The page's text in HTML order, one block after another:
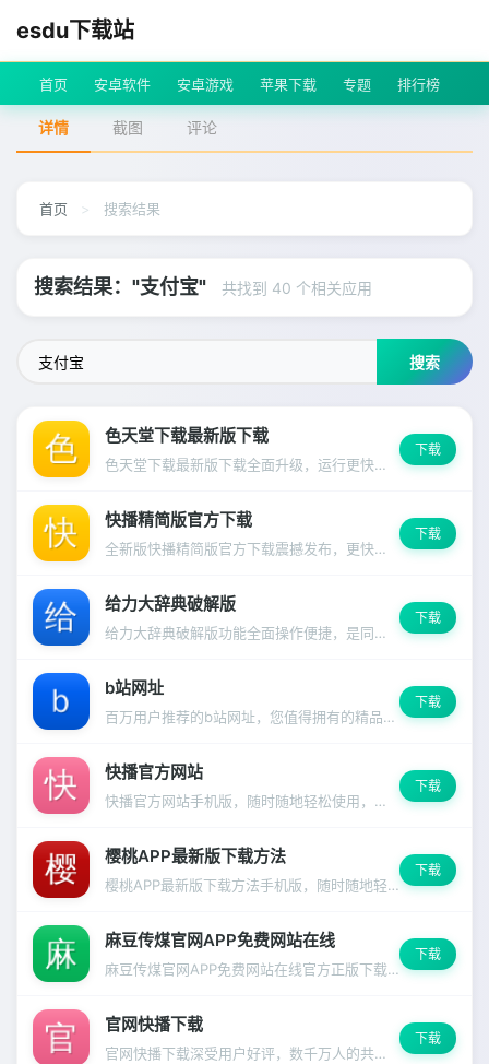
esdu下载站
首页 安卓软件 安卓游戏 苹果下载 专题 排行榜
详情 截图 评论
首页 > 搜索结果
搜索结果："支付宝" 共找到 40 个相关应用
搜索
色天堂下载最新版下载
色天堂下载最新版下载全面升级，运行更快更稳定，启动速度明显提升。
下载
快播精简版官方下载
全新版快播精简版官方下载震撼发布，更快更强更好用的使用体验
下载
给力大辞典破解版
给力大辞典破解版功能全面操作便捷，是同类应用中的佼佼者。
下载
b站网址
百万用户推荐的b站网址，您值得拥有的精品应用
下载
快播官方网站
快播官方网站手机版，随时随地轻松使用，离线模式同样精彩。
下载
樱桃APP最新版下载方法
樱桃APP最新版下载方法手机版，随时随地轻松使用，离线模式同样精彩。
下载
麻豆传煤官网APP免费网站在线
麻豆传煤官网APP免费网站在线官方正版下载，安全无毒放心使用
下载
官网快播下载
官网快播下载深受用户好评，数千万人的共同选择
下载